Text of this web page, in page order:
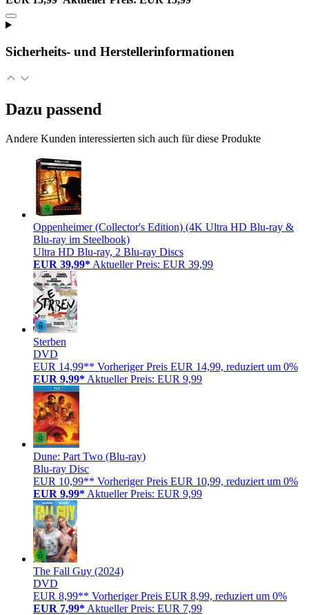
Sicherheits- und Herstellerinformationen
Dazu passend
Andere Kunden interessierten sich auch für diese Produkte
Oppenheimer (Collector's Edition) (4K Ultra HD Blu-ray &
Blu-ray im Steelbook)
Ultra HD Blu-ray, 2 Blu-ray Discs
EUR 39,99* Aktueller Preis: EUR 39,99
Sterben
DVD
EUR 14,99** Vorheriger Preis EUR 14,99, reduziert um 0%
EUR 9,99* Aktueller Preis: EUR 9,99
Dune: Part Two (Blu-ray)
Blu-ray Disc
EUR 10,99** Vorheriger Preis EUR 10,99, reduziert um 0%
EUR 9,99* Aktueller Preis: EUR 9,99
The Fall Guy (2024)
DVD
EUR 8,99** Vorheriger Preis EUR 8,99, reduziert um 0%
EUR 7,99* Aktueller Preis: EUR 7,99